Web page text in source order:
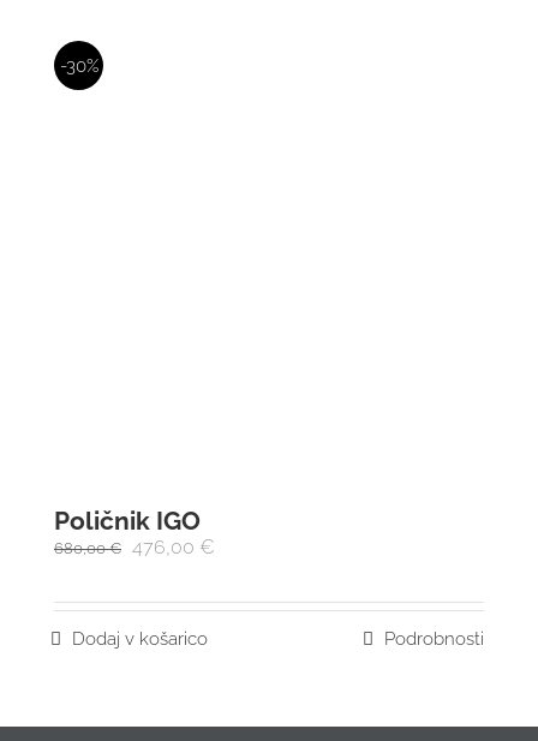
-30%
Poličnik IGO
680,00€ 476,00 €
Dodaj v košarico Podrobnosti